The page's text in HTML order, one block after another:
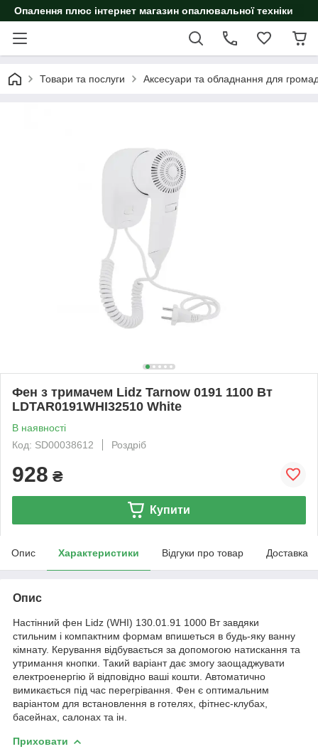
Опалення плюс інтернет магазин опалювальної техніки
Товари та послуги Аксесуари та обладнання для
Фен з тримачем Lidz Tarnow 0191 1100 Вт
LDTAR0191WHI32510 White
В наявності
Код: SD00038612
Роздріб
928 ₴
Купити
Опис Характеристики Відгуки про товар Доставка
Опис
Настінний фен Lidz (WHI) 130.01.91 1000 Вт завдяки
стильним і компактним формам впишеться в будь-яку ванну
кімнату. Керування відбувається за допомогою натискання та
утримання кнопки. Такий варіант дає змогу заощаджувати
електроенергію й відповідно ваші кошти. Автоматично
вимикається під час перегрівання. Фен є оптимальним
варіантом для встановлення в готелях, фітнес-клубах,
басейнах, салонах та ін.
Приховати